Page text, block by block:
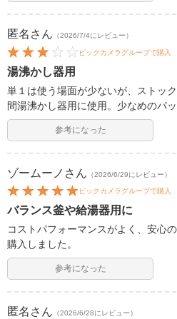
匿名 さん （2026/7/4にレビュー）
ビックカメラグループで購入
湯沸かし器用
単１は使う場面が少ないが、ストッ
間湯沸かし器用に使用。少なめのパッ
参考になった
ゾームーノ さん （2026/6/29にレビュー）
ビックカメラグループで購入
バランス釜や給湯器用に
コストパフォーマンスがよく、安心
購入しました。
参考になった
匿名 さん （2026/6/28にレビュー）